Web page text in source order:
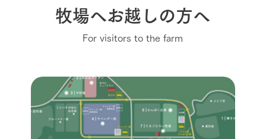
牧場へお越しの方へ
For visitors to the farm